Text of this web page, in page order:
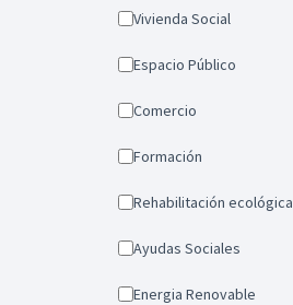
Vivienda Social
Espacio Público
Comercio
Formación
Rehabilitación ecológica
Ayudas Sociales
Energia Renovable